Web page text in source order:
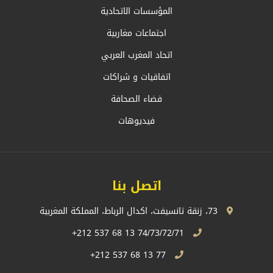
المؤسسات الاتحادية
اجتماعات مغاربية
اتحاد المغرب العربي
اتفاقيات و شراكات
فضاء الصحافة
فيديوهات
اتصل بنا
77 13 68 537 212+